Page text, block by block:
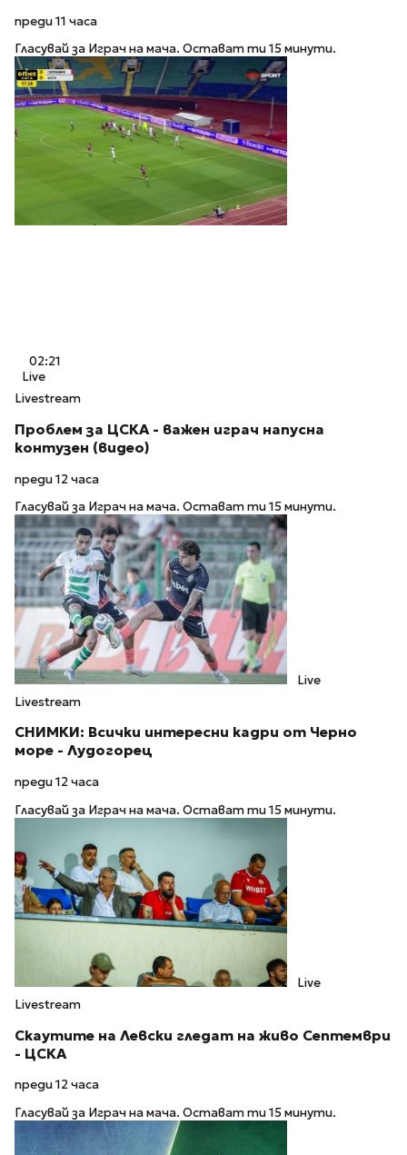
преди 11 часа
Гласувай за Играч на мача. Остават ти 15 минути.
02:21
Live
Livestream
Проблем за ЦСКА - важен играч напусна
контузен (видео)
преди 12 часа
Гласувай за Играч на мача. Остават ти 15 минути.
Live
Livestream
СНИМКИ: Всички интересни кадри от Черно
море - Лудогорец
преди 12 часа
Гласувай за Играч на мача. Остават ти 15 минути.
Live
Livestream
Скаутите на Левски гледат на живо Септември
- ЦСКА
преди 12 часа
Гласувай за Играч на мача. Остават ти 15 минути.